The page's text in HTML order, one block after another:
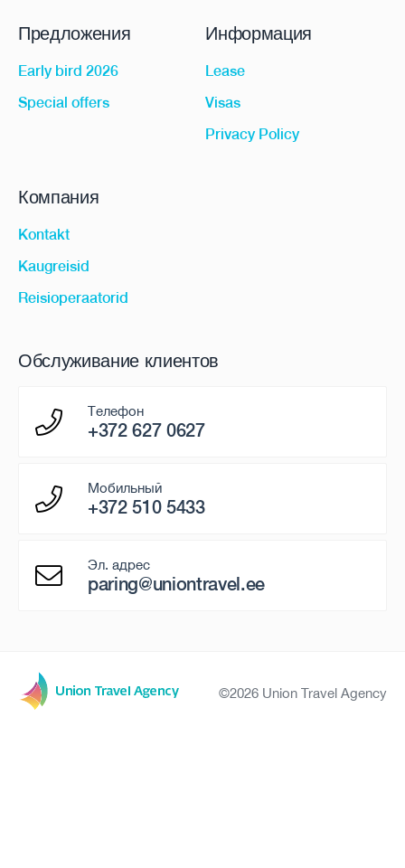
Предложения
Early bird 2026
Special offers
Информация
Lease
Visas
Privacy Policy
Компания
Kontakt
Kaugreisid
Reisioperaatorid
Обслуживание клиентов
Телефон
+372 627 0627
Мобильный
+372 510 5433
Эл. адрес
paring@uniontravel.ee
©2026 Union Travel Agency